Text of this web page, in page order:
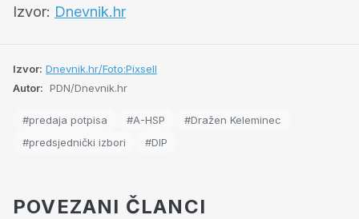
Izvor: Dnevnik.hr
Izvor: Dnevnik.hr/Foto:Pixsell
Autor: PDN/Dnevnik.hr
#predaja potpisa #A-HSP
#Dražen Keleminec
#predsjednički izbori
#DIP
POVEZANI ČLANCI